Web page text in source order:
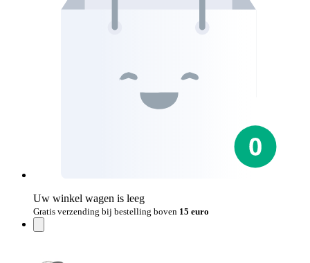
Uw winkel wagen is leeg
Gratis verzending bij bestelling boven 15 euro